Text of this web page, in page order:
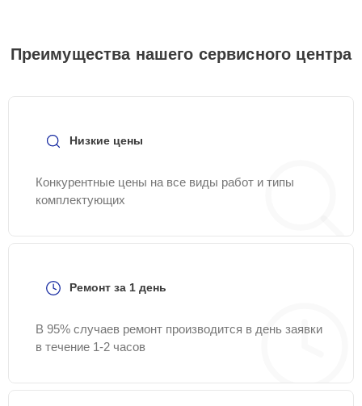
Преимущества нашего сервисного центра
Низкие цены
Конкурентные цены на все виды работ и типы
комплектующих
Ремонт за 1 день
В 95% случаев ремонт производится в день заявки
в течение 1-2 часов